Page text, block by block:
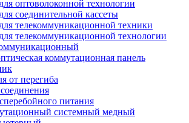
оптоволоконной технологии
соединительной кассеты
телекоммуникационной техники
телекоммуникационной технологии
коммутационная панель
от перегиба
питания
системный медный